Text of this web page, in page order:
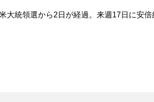
大統領選から2日が経過。来週17日に安